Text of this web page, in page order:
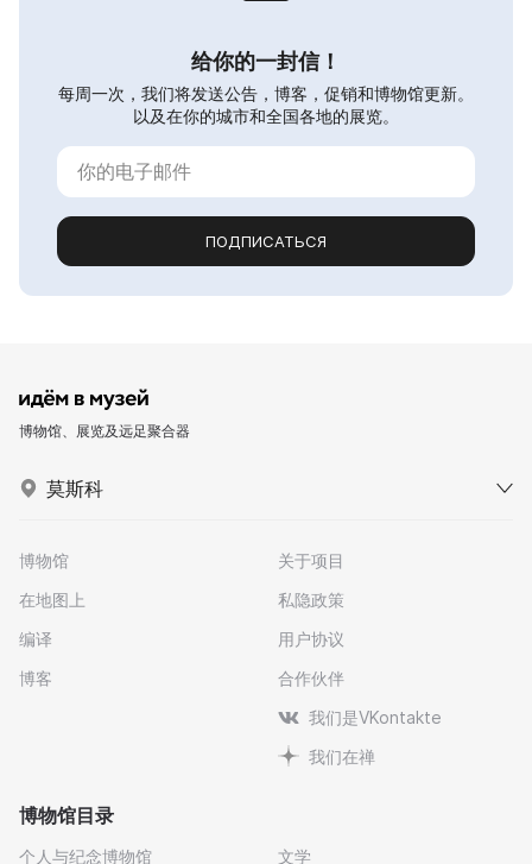
给你的一封信！
每周一次，我们将发送公告，博客，促销和博物馆更新。
以及在你的城市和全国各地的展览。
ПОДПИСАТЬСЯ
博物馆、展览及远足聚合器
莫斯科
博物馆
在地图上
编译
博客
关于项目
私隐政策
用户协议
合作伙伴
我们是VKontakte
我们在禅
博物馆目录
个人与纪念博物馆 文学